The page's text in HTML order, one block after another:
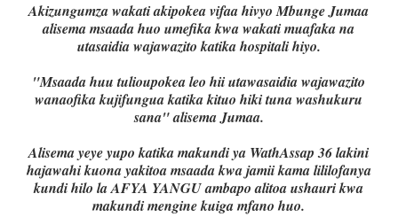
Akizungumza wakati akipokea vifaa hivyo Mbunge Jumaa
alisema msaada huo umefika kwa wakati muafaka na
utasaidia wajawazito katika hospitali hiyo.
"Msaada huu tulioupokea leo hii utawasaidia wajawazito
wanaofika kujifungua katika kituo hiki tuna washukuru
sana" alisema Jumaa.
Alisema yeye yupo katika makundi ya WathAssap 36 lakini
hajawahi kuona yakitoa msaada kwa jamii kama lililofanya
kundi hilo la AFYA YANGU ambapo alitoa ushauri kwa
makundi mengine kuiga mfano huo.